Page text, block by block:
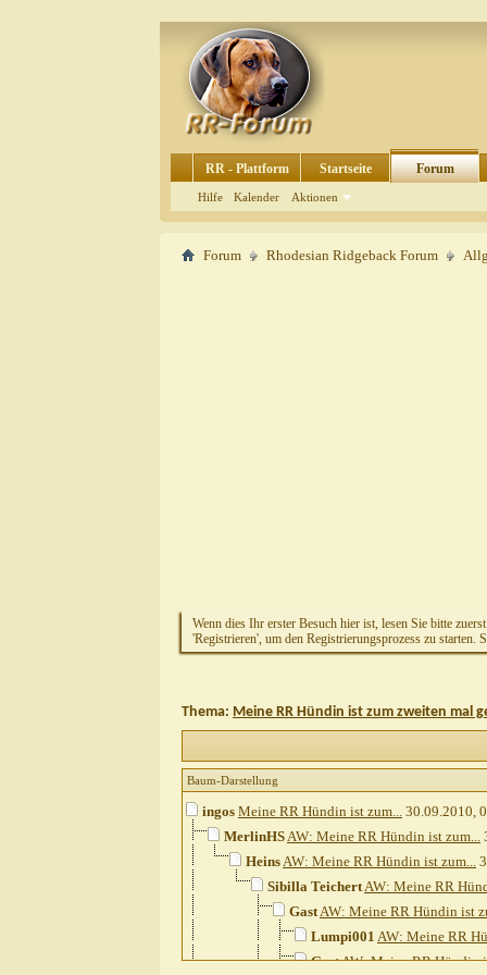
RR - Plattform Startseite Forum
Hilfe Kalender Aktionen
Forum Rhodesian Ridgeback Forum
Wenn dies Ihr erster Besuch hier ist, lesen Sie bitte
'Registrieren', um den Registrierungsprozess zu starten.
Thema: Meine RR Hündin ist zum zweiten mal
Baum-Darstellung
ingos Meine RR Hündin ist zum... 30.09.2010,
MerlinHSAW: Meine RR Hündin ist zum...
HeinsAW: Meine RR Hündin ist zum...
Sibilla TeichertAW: Meine RR
GastAW: Meine RR Hündin ist
Lumpi001 AW: Meine RR
GastAW: Meine RR Hündin